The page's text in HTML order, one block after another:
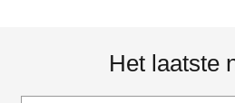
Het laatste